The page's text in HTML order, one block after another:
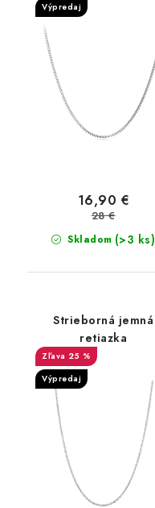
Výpredaj
Skladom (>3 ks)
16,90 €
28 €
Strieborná jemná
retiazka
25 %
Výpredaj